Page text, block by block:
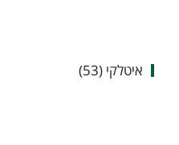
איטלקי (53)